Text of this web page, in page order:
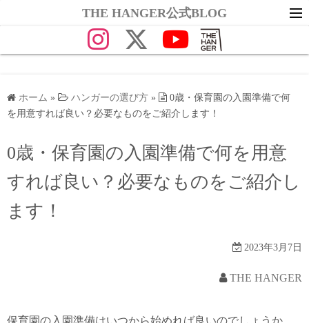
ン
へ
ス
ッ
THE HANGER公式BLOG
ホーム » ハンガーの選び方 »
0歳・保育園の入園準備で何
を用意すれば良い？必要なものをご紹介します！
0歳・保育園の入園準備で何を用意
すれば良い？必要なものをご紹介し
ます！
2023年3月7日
THE HANGER
保育園の入園準備はいつから始めれば良いのでしょうか。